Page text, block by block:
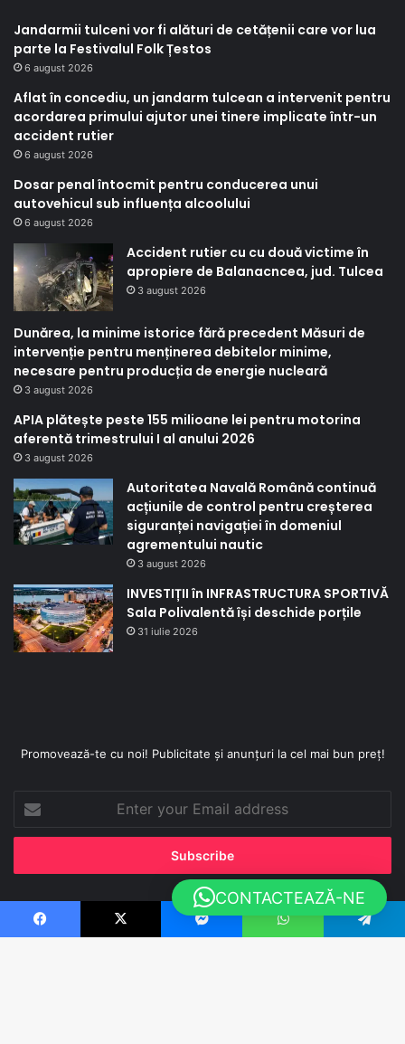
Jandarmii tulceni vor fi alături de cetățenii care vor lua
parte la Festivalul Folk Țestos
6 august 2026
Aflat în concediu, un jandarm tulcean a intervenit pentru
acordarea primului ajutor unei tinere implicate într-un
accident rutier
6 august 2026
Dosar penal întocmit pentru conducerea unui
autovehicul sub influența alcoolului
6 august 2026
Accident rutier cu cu două victime în
apropiere de Balanacncea, jud. Tulcea
3 august 2026
Dunărea, la minime istorice fără precedent Măsuri de
intervenție pentru menținerea debitelor minime,
necesare pentru producția de energie nucleară
3 august 2026
APIA plătește peste 155 milioane lei pentru motorina
aferentă trimestrului I al anului 2026
3 august 2026
Autoritatea Navală Română continuă
acțiunile de control pentru creșterea
siguranței navigației în domeniul
agrementului nautic
3 august 2026
INVESTIȚII în INFRASTRUCTURA SPORTIVĂ
Sala Polivalentă își deschide porțile
31 iulie 2026
Promovează-te cu noi! Publicitate și anunțuri la cel mai bun preț!
your
Email
Facebook X Messenger WhatsApp Telegram
CONTACTEAZĂ-NE